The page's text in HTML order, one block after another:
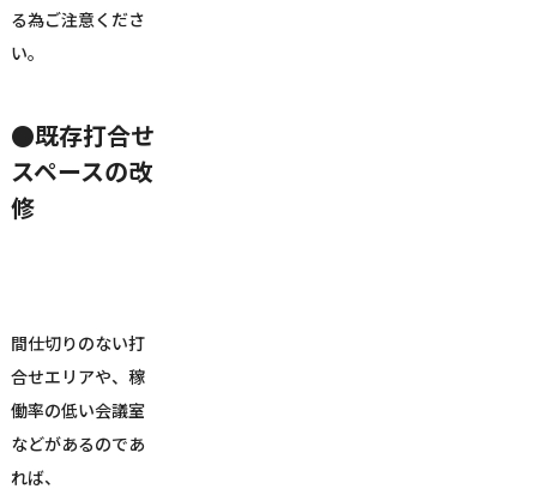
る為ご注意くださ
い。
●既存打合せ
スペースの改
修
間仕切りのない打
合せエリアや、稼
働率の低い会議室
などがあるのであ
れば、